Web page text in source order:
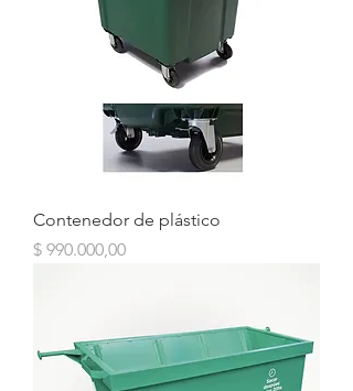
Contenedor de plástico
Precio
$ 990.000,00